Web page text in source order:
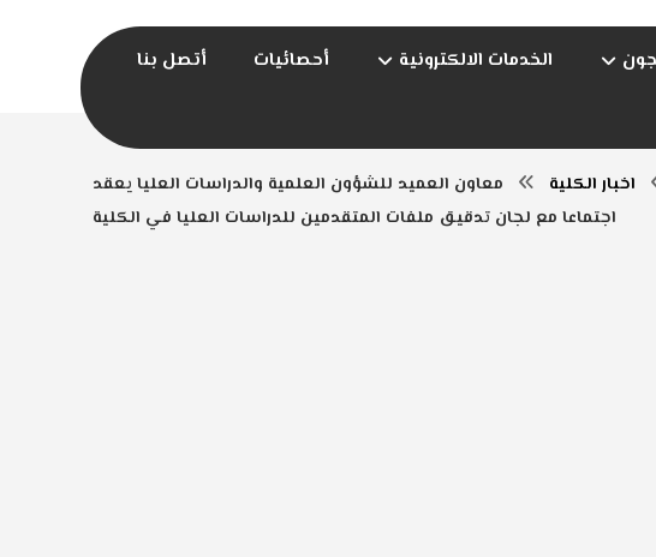
الخدمات الالكترونية أحصائيات
أتصل بنا
اخبار الكلية
معاون العميد للشؤون العلمية والدراسات العليا يعقد
اجتماعا مع لجان تدقيق ملفات المتقدمين للدراسات العليا في الكلية